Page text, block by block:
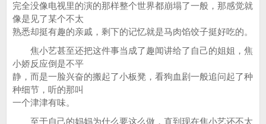
完全没像电视里的演的那样整个世界都崩塌了一般，那感觉就
像是见了某个不太
熟悉却挺有趣的亲戚，剩下的记忆就是马肉馅饺子挺好吃的。
焦小艺甚至还把这件事当成了趣闻讲给了自己的姐姐，焦
小娇反应倒是不平
静，而是一脸兴奋的搬起了小板凳，看狗血剧一般追问起了种
种细节，听的那叫
一个津津有味。
至于自己的妈妈为什么要这么做，直到现在焦小艺还不太